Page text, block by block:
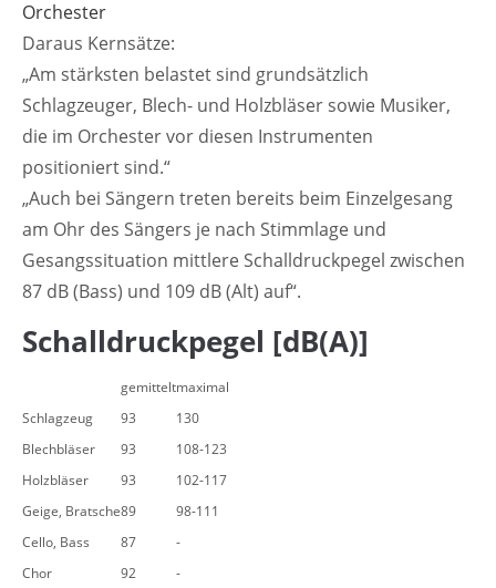
Orchester
Daraus Kernsätze:
„Am stärksten belastet sind grundsätzlich
Schlagzeuger, Blech- und Holzbläser sowie Musiker,
die im Orchester vor diesen Instrumenten
positioniert sind.“
„Auch bei Sängern treten bereits beim Einzelgesang
am Ohr des Sängers je nach Stimmlage und
Gesangssituation mittlere Schalldruckpegel zwischen
87 dB (Bass) und 109 dB (Alt) auf“.
Schalldruckpegel [dB(A)]
gemitteltmaximal
Schlagzeug
93
130
Blechbläser
93
108-123
Holzbläser
93
102-117
Geige, Bratsche89
98-111
Cello, Bass
87
-
Chor
92
-